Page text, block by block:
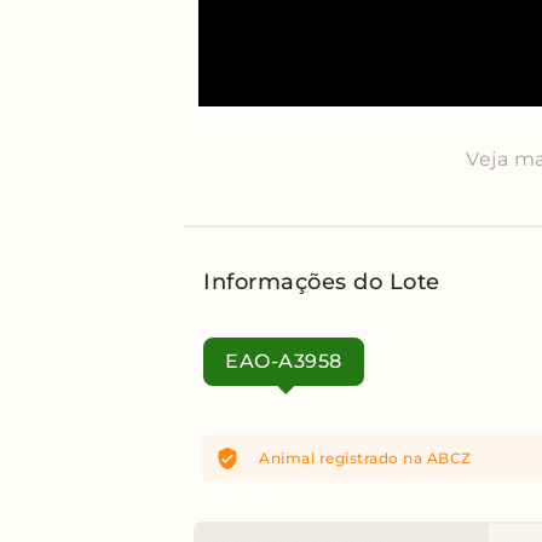
Veja
Informações do Lote
EAO-A3958
Animal registrado na ABCZ